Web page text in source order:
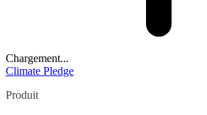
Chargement...
Climate Pledge
Produit